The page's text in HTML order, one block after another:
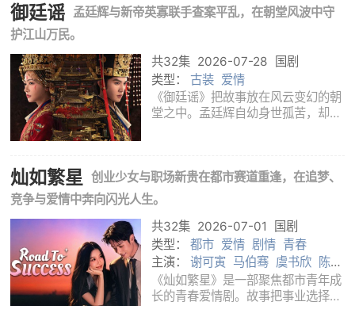
资本和近代工业带来冲击，地方社会
御廷谣 孟廷辉与新帝英寡联手查案平乱，在朝堂风波中守
护江山万民。
共32集 2026-07-28
国剧
类型： 古装 爱情
《御廷谣》把故事放在风云变幻的朝
堂之中。孟廷辉自幼身世孤苦，却始
生活的规则。一次意外的相遇，让她
结识了新
灿如繁星 创业少女与职场新贵在都市赛道重逢，在追梦、
竞争与爱情中奔向闪光人生。
共32集 2026-07-01
国剧
类型： 都市 爱情 剧情 青春
主演： 谢可寅 马伯骞 虞书欣
陈靖
可
《灿如繁星》是一部聚焦都市青年成
长的青春爱情剧。故事把事业选择、